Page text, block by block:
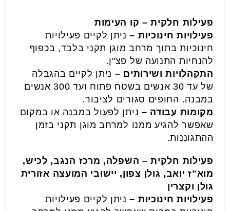
פעילות חלקית – קו העימות
פעילויות חינוכיות –ניתן לקיים פעילויות
חינוכיות בתוך מרחב מוגן תקני בלבד, בכפוף
להנחיות התנועה של פצ"ן.
התקהלויות ושירותים – ניתן לקיים בהגבלה
של עד 30 אנשים בשטח פתוח ועד 300 אנשים
במבנה. החופים סגורים לציבור.
מקומות עבודה – ניתן לפעול במבנה או במקום
שאפשר להגיע ממנו למרחב מוגן תקני בזמן
ההתגוננות.
פעילות חלקית – השפלה, מרכז הנגב, לכיש,
מוא"ז יואב, גולן צפון, יישובי המועצה אזורית
גולן וקצרין
פעילויות חינוכיות –ניתן לקיים פעילויות